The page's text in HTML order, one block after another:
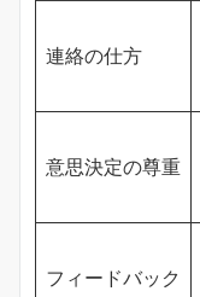
連絡の仕方
意思決定の尊重
フィードバック